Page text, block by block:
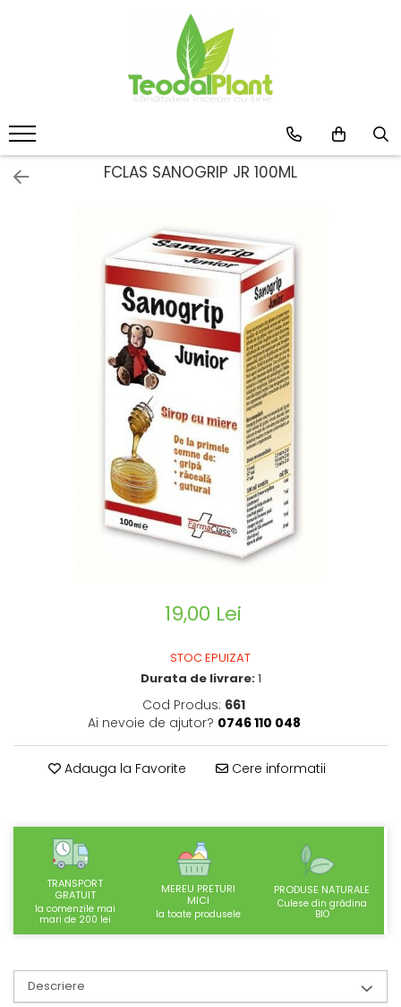
SUPLIMENTE ARTICULATII
SUPLIMENTE TONICE
CREME ANTIINFLAMATOARE-
CIRCULAȚIE
SUPLIMENTE DIABET
SUPLIMENTE DIVERSE
SUPLIMENTE HORMONALE
SUPLIMENTE CARDIO VASCULARE
HEPATOPROTECTOARE-BILA
SUPLIMENTE MEMORIE SI
SUPLIMENTE POTENȚĂ
SUPLIMENTE PROSTATĂ
SUPLIMENTE SLĂBIRE
SUPLIMENTE VITAMINE ȘI
SUPLIMENTE COLESTEROL
SUPLIMENTE RĂCEALĂ- APARAT
SUPLIMENTE ANTIOXIDANȚI-
ANTITUMORAL
SUPLIMENTE URO-GENITAL
SUPLIMENTE DETOXIFIERE
COLON
SUPLIMENTE IMUNITATE
COSMETICE FAȚĂ
CREME CORP-MASAJ-MAINI -
CALCAIE
ULEIURI
FCLAS SANOGRIP JR 100ML
19,00 Lei
STOC EPUIZAT
Durata de livrare:1
Cod Produs: 661
Ai nevoie de ajutor? 0746 110 048
Adauga la Favorite Cere informatii
TRANSPORT
GRATUIT
la comenzile mai
mari de 200 lei
MEREU PRETURI
MICI
la toate produsele
PRODUSE NATURALE
Culese din grădina
BIO
Descriere